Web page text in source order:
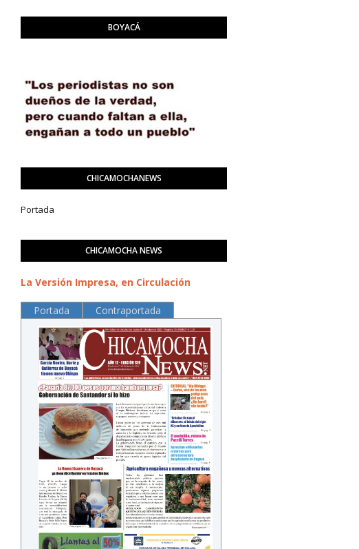
BOYACÁ
CHICAMOCHANEWS
Portada
CHICAMOCHA NEWS
La Versión Impresa, en Circulación
Portada Contraportada